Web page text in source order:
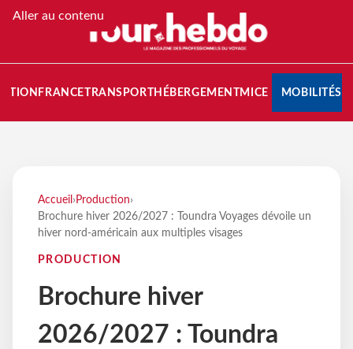
Aller au contenu
FRANCETRANSPORT HÉBERGEMENTMICE MOBILITÉS
Accueil › Production›
Brochure hiver 2026/2027 : Toundra Voyages dévoile un
hiver nord-américain aux multiples visages
PRODUCTION
Brochure hiver
2026/2027 : Toundra